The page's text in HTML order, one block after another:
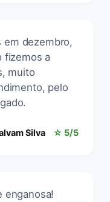
em dezembro,
fizemos a
muito
pelo
Silva ☆ 5/5
enganosa!